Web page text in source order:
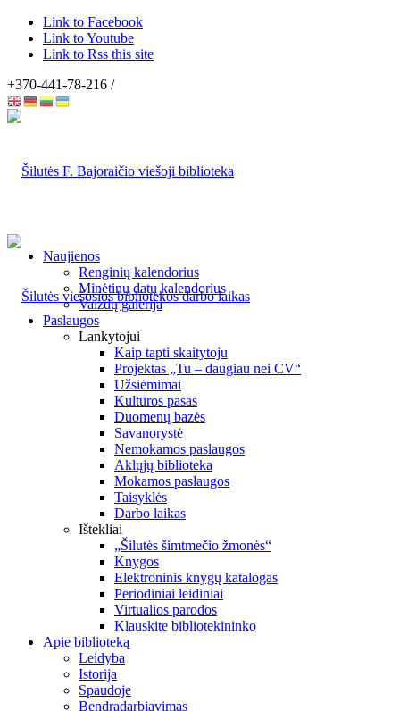
Link to Facebook
Link to Youtube
Link to Rss this site
+370-441-78-216 /
Naujienos
Renginių kalendorius
Minėtinų datų kalendorius
Vaizdų galerija
Paslaugos
Lankytojui
Kaip tapti skaitytoju
Projektas „Tu – daugiau nei CV“
Užsiėmimai
Kultūros pasas
Duomenų bazės
Savanorystė
Nemokamos paslaugos
Aklųjų biblioteka
Mokamos paslaugos
Taisyklės
Darbo laikas
Ištekliai
„Šilutės šimtmečio žmonės“
Knygos
Elektroninis knygų katalogas
Periodiniai leidiniai
Virtualios parodos
Klauskite bibliotekininko
Apie biblioteką
Leidyba
Istorija
Spaudoje
Bendradarbiavimas